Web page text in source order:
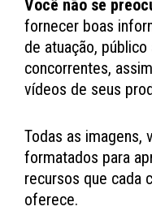
Você não se
fornecer boas
de atuação,
concorrentes,
vídeos de seus
Todas as imagens,
formatados para
recursos que cada
oferece.